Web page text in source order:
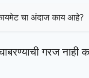
चा अंदाज काय आहे?
गरज नाही